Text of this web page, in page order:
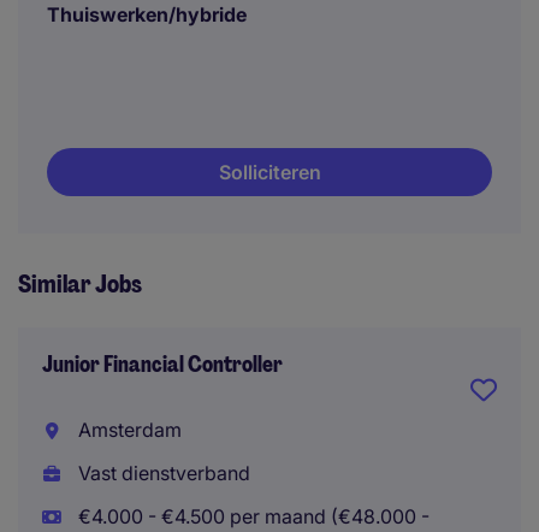
Thuiswerken/hybride
Solliciteren
Similar Jobs
Junior Financial Controller
Amsterdam
Vast dienstverband
€4.000 - €4.500 per maand (€48.000 -